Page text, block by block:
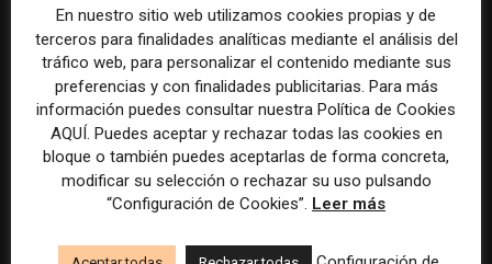
tiempo, está haciendo otras tareas mientras mira el móvil
y, sobre todo, tiene muchas pestañas abiertas.
En este link
se puede descargar el manual de uso de
News Consumer Insights. Por el momento, solo está
disponible en inglés.
En nuestro sitio web utilizamos cookies propias y de
terceros para finalidades analíticas mediante el análisis del
tráfico web, para personalizar el contenido mediante sus
preferencias y con finalidades publicitarias. Para más
información puedes consultar nuestra Política de Cookies
AQUÍ. Puedes aceptar y rechazar todas las cookies en
bloque o también puedes aceptarlas de forma concreta,
modificar su selección o rechazar su uso pulsando
“Configuración de Cookies”. Leer más